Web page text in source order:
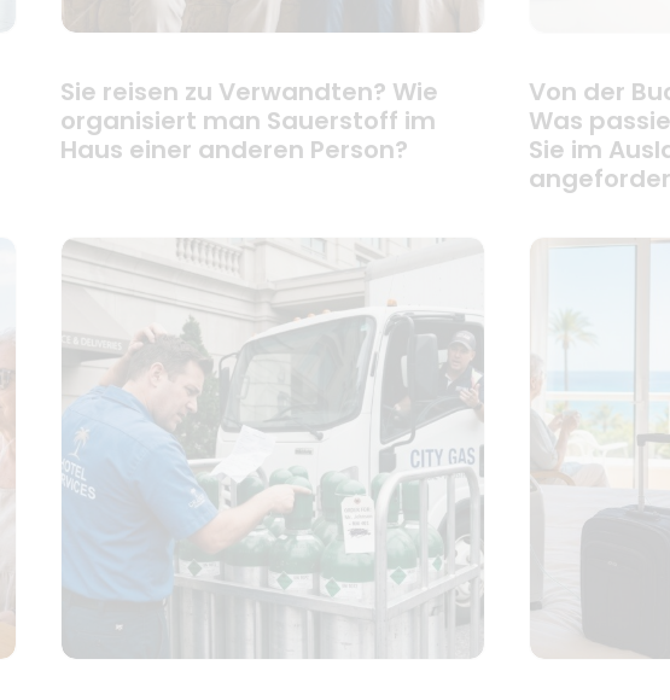
Sie reisen zu Verwandten? Wie
organisiert man Sauerstoff im
Haus einer anderen Person?
Von der
Was
Sie im